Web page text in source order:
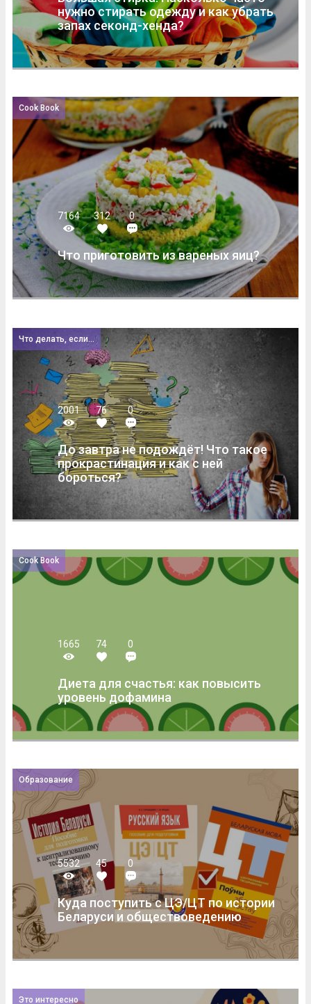
нужно стирать одежду и как убрать
запах секонд-хенда?
Cook Book
7164 312 0
Что приготовить из вареных яиц?
Что делать, если...
2001 76 0
До завтра не подождёт! Что такое
прокрастинация и как с ней
бороться?
Cook Book
1665 74 0
Диета для счастья: как повысить
уровень дофамина
Образование
5532 45 0
Куда поступить с ЦЭ/ЦТ по истории
Беларуси и обществоведению
Это интересно